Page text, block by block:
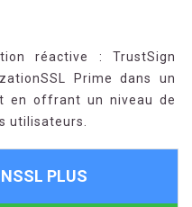
réactive : TrustSign
Prime dans un
en offrant un niveau de
utilisateurs.
PLUS